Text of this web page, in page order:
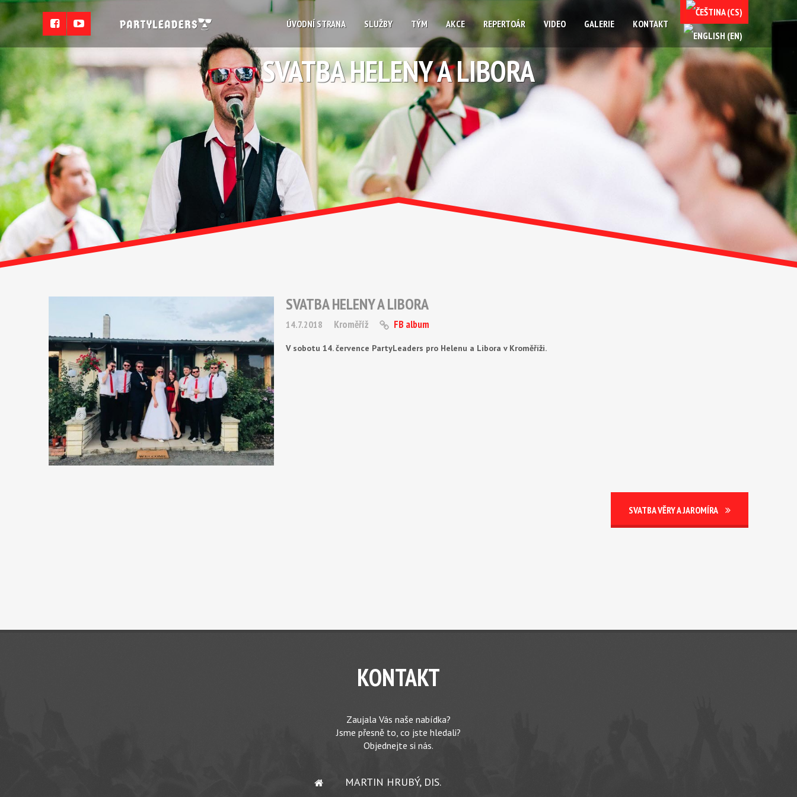
ÚVODNÍ STRANA SLUŽBY TÝM AKCE REPERTOÁR VIDEO GALERIE KONTAKT
SVATBA HELENY A LIBORA
SVATBA HELENY A LIBORA
14.7.2018 Kroměříž FB album
V sobotu 14. července PartyLeaders pro Helenu a Libora v Kroměříži.
SVATBA VĚRY A JAROMÍRA
KONTAKT
Zaujala Vás naše nabídka?
Jsme přesně to, co jste hledali?
Objednejte si nás.
MARTIN HRUBÝ, DIS.